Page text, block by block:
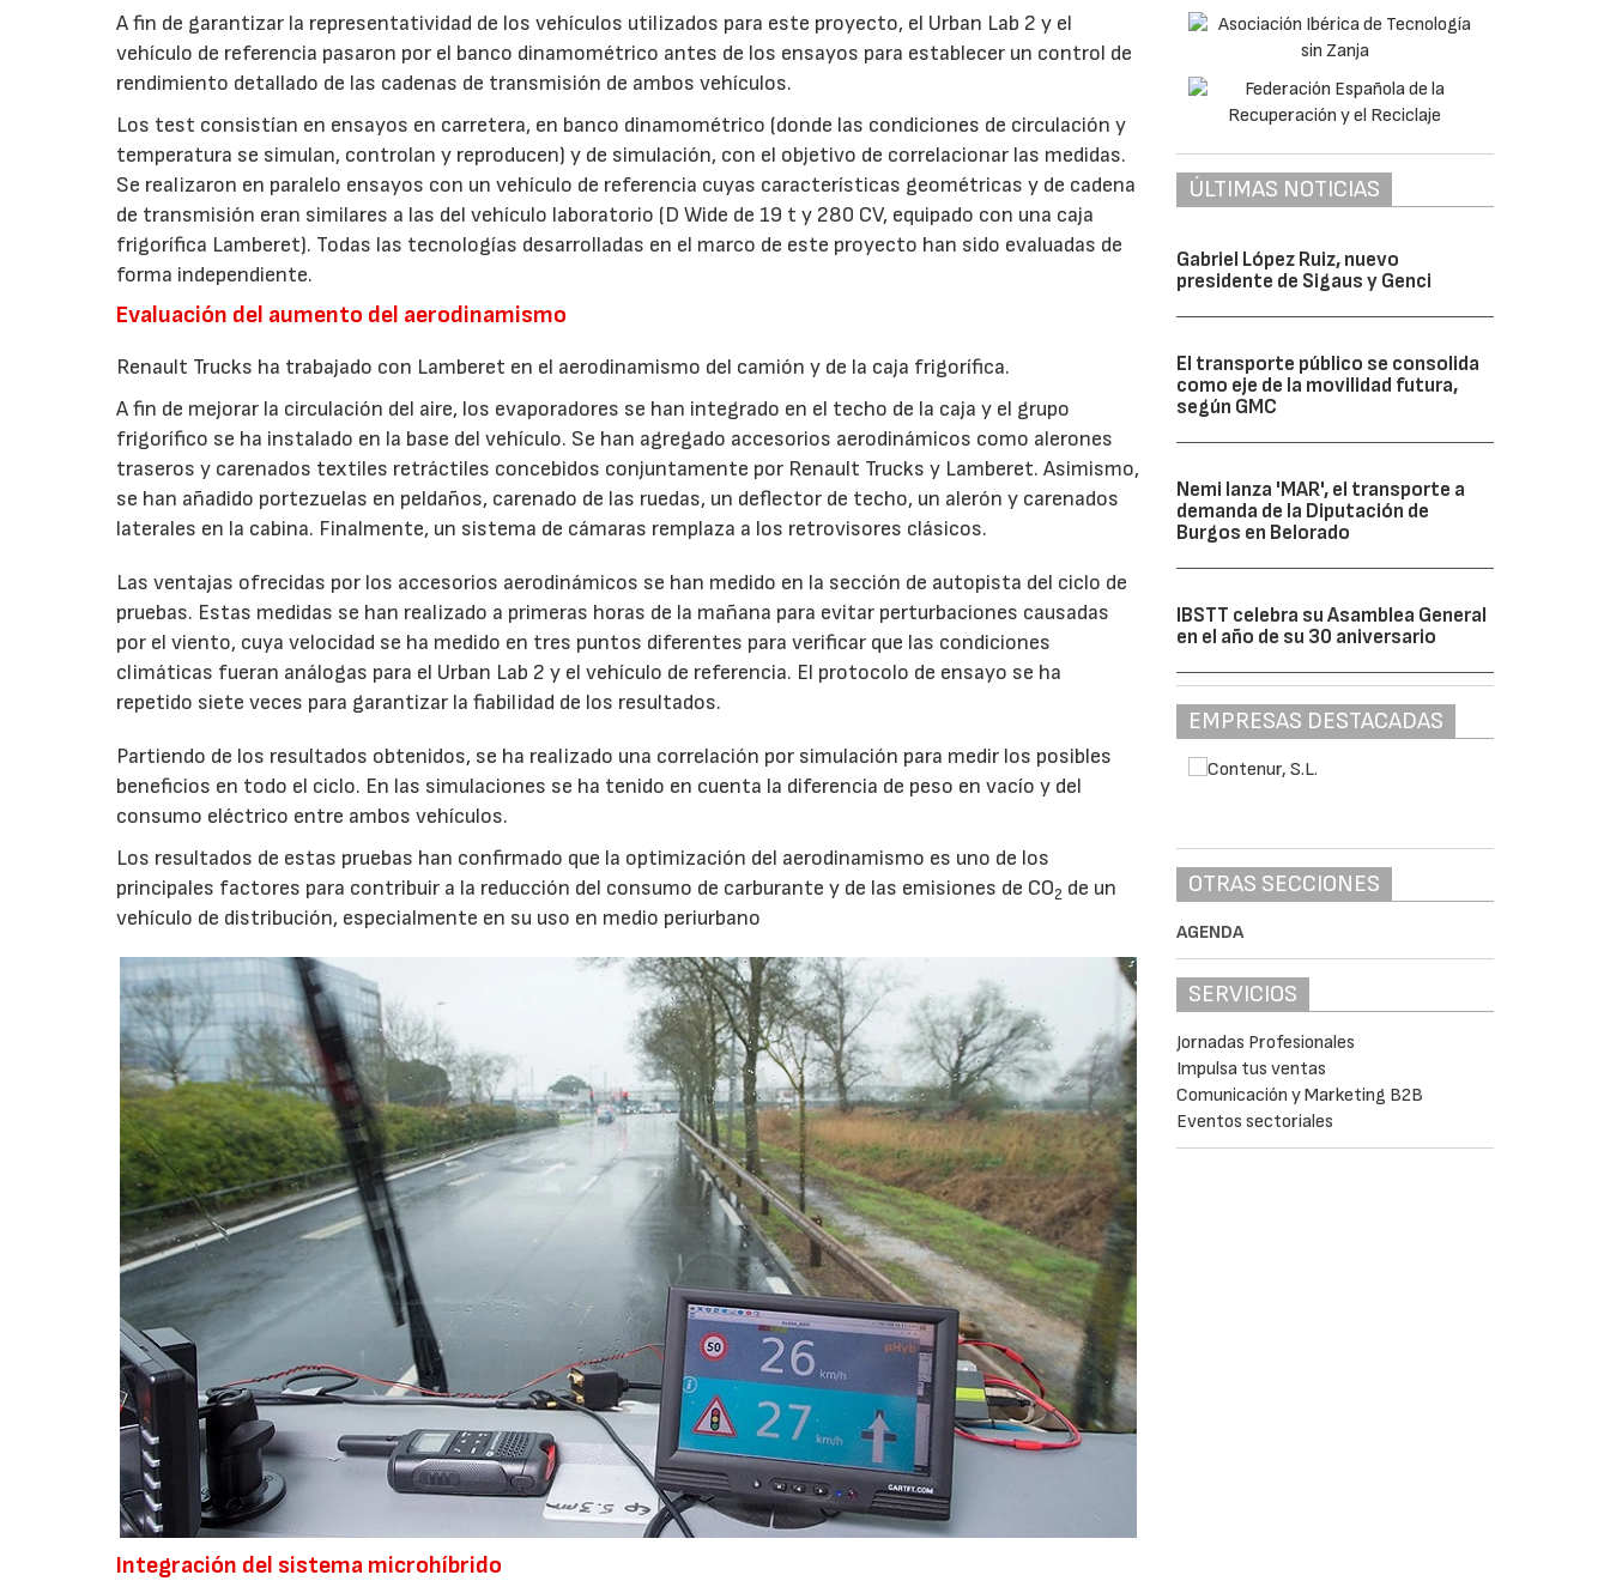
A fin de garantizar la representatividad de los vehículos utilizados para este proyecto, el Urban Lab 2 y el
vehículo de referencia pasaron por el banco dinamométrico antes de los ensayos para establecer un control de
rendimiento detallado de las cadenas de transmisión de ambos vehículos.
Los test consistían en ensayos en carretera, en banco dinamométrico (donde las condiciones de circulación y
temperatura se simulan, controlan y reproducen) y de simulación, con el objetivo de correlacionar las medidas.
Se realizaron en paralelo ensayos con un vehículo de referencia cuyas características geométricas y de cadena
de transmisión eran similares a las del vehículo laboratorio (D Wide de 19 t y 280 CV, equipado con una caja
frigorífica Lamberet). Todas las tecnologías desarrolladas en el marco de este proyecto han sido evaluadas de
forma independiente.
Evaluación del aumento del aerodinamismo
Renault Trucks ha trabajado con Lamberet en el aerodinamismo del camión y de la caja frigorífica.
A fin de mejorar la circulación del aire, los evaporadores se han integrado en el techo de la caja y el grupo
frigorífico se ha instalado en la base del vehículo. Se han agregado accesorios aerodinámicos como alerones
traseros y carenados textiles retráctiles concebidos conjuntamente por Renault Trucks y Lamberet. Asimismo,
se han añadido portezuelas en peldaños, carenado de las ruedas, un deflector de techo, un alerón y carenados
laterales en la cabina. Finalmente, un sistema de cámaras remplaza a los retrovisores clásicos.
Las ventajas ofrecidas por los accesorios aerodinámicos se han medido en la sección de autopista del ciclo de
pruebas. Estas medidas se han realizado a primeras horas de la mañana para evitar perturbaciones causadas
por el viento, cuya velocidad se ha medido en tres puntos diferentes para verificar que las condiciones
climáticas fueran análogas para el Urban Lab 2 y el vehículo de referencia. El protocolo de ensayo se ha
repetido siete veces para garantizar la fiabilidad de los resultados.
Partiendo de los resultados obtenidos, se ha realizado una correlación por simulación para medir los posibles
beneficios en todo el ciclo. En las simulaciones se ha tenido en cuenta la diferencia de peso en vacío y del
consumo eléctrico entre ambos vehículos.
Los resultados de estas pruebas han confirmado que la optimización del aerodinamismo es uno de los
principales factores para contribuir a la reducción del consumo de carburante y de las emisiones de CO2 de un
vehículo de distribución, especialmente en su uso en medio periurbano
Integración del sistema microhíbrido
ÚLTIMAS NOTICIAS
Gabriel López Ruiz, nuevo
presidente de Sigaus y Genci
El transporte público se consolida
como eje de la movilidad futura,
según GMC
Nemi lanza 'MAR', el transporte a
demanda de la Diputación de
Burgos en Belorado
IBSTT celebra su Asamblea General
en el año de su 30 aniversario
EMPRESAS DESTACADAS
OTRAS SECCIONES
AGENDA
SERVICIOS
Jornadas Profesionales
Impulsa tus ventas
Comunicación y Marketing B2B
Eventos sectoriales